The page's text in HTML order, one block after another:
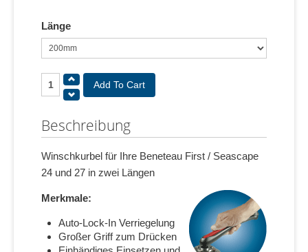
Länge
Beschreibung
Winschkurbel für Ihre Beneteau First / Seascape
24 und 27 in zwei Längen
Merkmale:
Auto-Lock-In Verriegelung
Großer Griff zum Drücken